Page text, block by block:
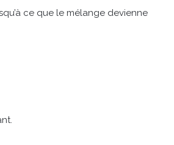
ce que le mélange devienne